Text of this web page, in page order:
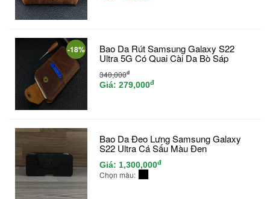
-18% Bao Da Rút Samsung Galaxy S22
Ultra 5G Có Quai Cài Da Bò Sáp
340,000đ
Giá: 279,000đ
Bao Da Đeo Lưng Samsung Galaxy
S22 Ultra Cá Sấu Màu Đen
Giá: 1,300,000đ
Chọn màu: